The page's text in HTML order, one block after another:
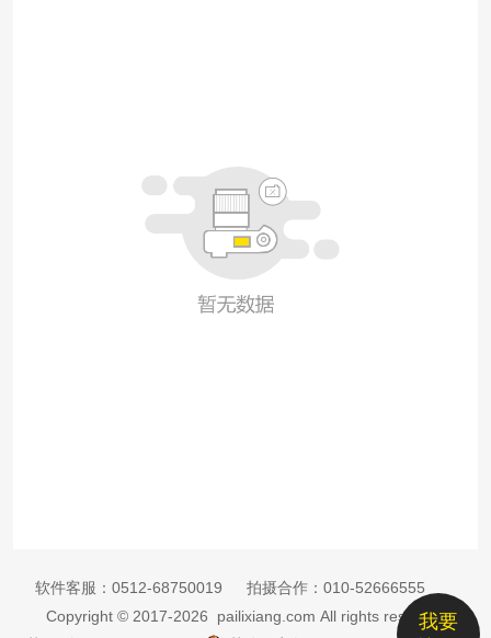
我要
软件客服： 0512-68750019 拍摄合作： 010-52666555
Copyright © 2017-2026 pailixiang.com All rights reserved